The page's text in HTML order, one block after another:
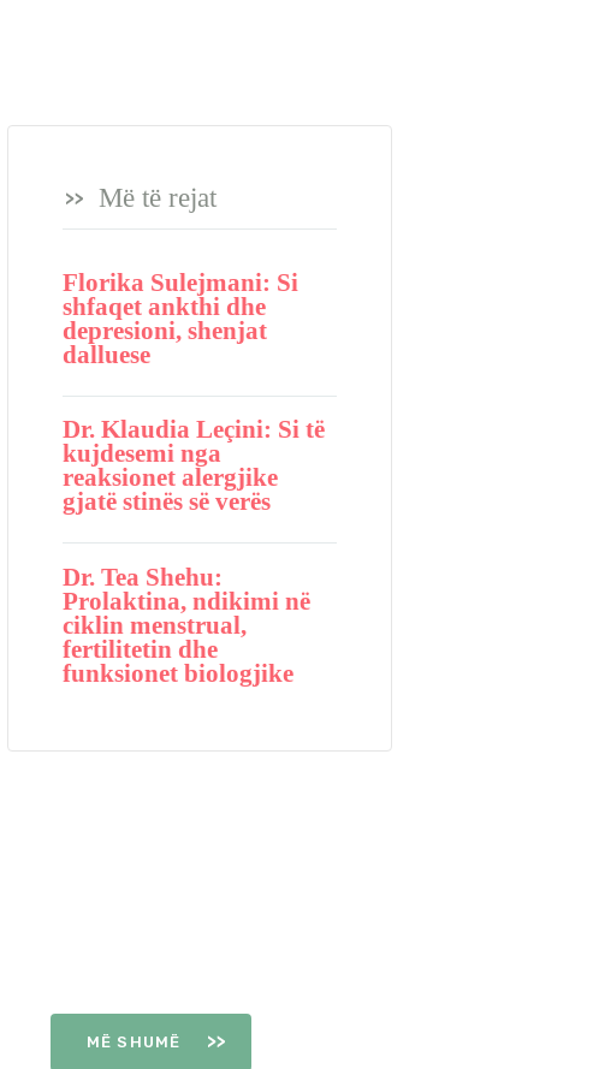
Më të rejat
Florika Sulejmani: Si
shfaqet ankthi dhe
depresioni, shenjat
dalluese
Dr. Klaudia Leçini: Si të
kujdesemi nga
reaksionet alergjike
gjatë stinës së verës
Dr. Tea Shehu:
Prolaktina, ndikimi në
ciklin menstrual,
fertilitetin dhe
funksionet biologjike
MË SHUMË